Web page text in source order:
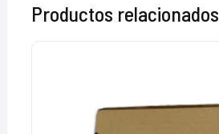
Productos relacionados